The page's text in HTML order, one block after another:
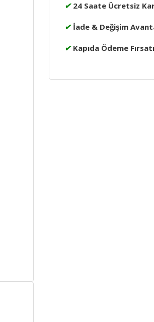
✔ 24 Saate Ücretsiz
✔ İade & Değişim
✔ Kapıda Ödeme Fırsatı